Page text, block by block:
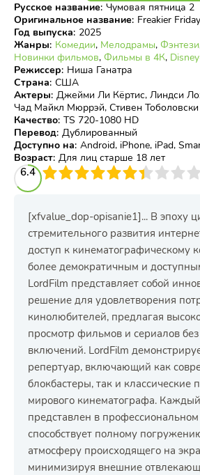
Русское название: Чумовая пятница 2
Оригинальное название: Freakier Friday
Год выпуска: 2025
Жанры: Комедии, Мелодрамы, Фэнтези
Новинки фильмов, Фильмы в 4К,
Режиссер: Ниша Ганатра
Страна: США
Актеры: Джейми Ли Кёртис, Линдси
Чад Майкл Мюррэй, Стивен Тоболовски
Качество: TS 720-1080 HD
Перевод: Дублированный
Доступно на: Android, iPhone, iPad,
Возраст: Для лиц старше 18 лет
6.4
4 5 6 7 8 9 10
[xfvalue_dop-opisanie1]... В эпоху
стремительного развития
доступ к кинематографическому
более демократичным и
LordFilm представляет собой
решение для удовлетворения
кинолюбителей, предлагая
просмотр фильмов и сериалов
включений. LordFilm
репертуар, включающий как
блокбастеры, так и классические
мирового кинематографа.
представлен в
способствует полному
атмосферу происходящего на
минимизируя внешние